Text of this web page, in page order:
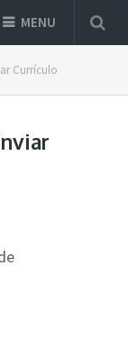
MENU
Currículo